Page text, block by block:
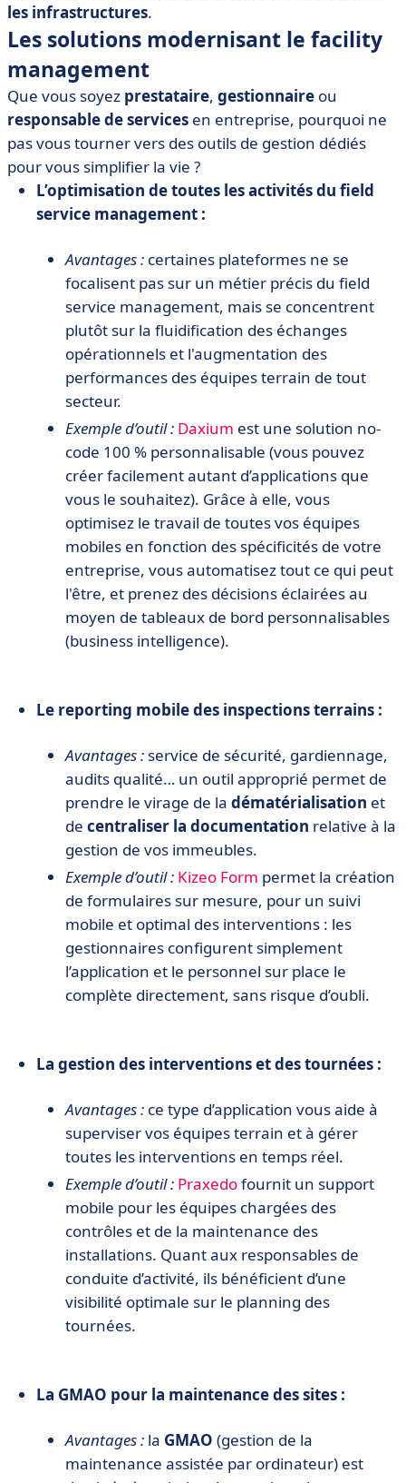
les infrastructures.
Les solutions modernisant le facility
management
Que vous soyez prestataire, gestionnaire ou
responsable de services en entreprise, pourquoi ne
pas vous tourner vers des outils de gestion dédiés
pour vous simplifier la vie ?
L’optimisation de toutes les activités du field
service management :
Avantages : certaines plateformes ne se
focalisent pas sur un métier précis du field
service management, mais se concentrent
plutôt sur la fluidification des échanges
opérationnels et l'augmentation des
performances des équipes terrain de tout
secteur.
Exemple d’outil : Daxium est une solution no-
code 100 % personnalisable (vous pouvez
créer facilement autant d’applications que
vous le souhaitez). Grâce à elle, vous
optimisez le travail de toutes vos équipes
mobiles en fonction des spécificités de votre
entreprise, vous automatisez tout ce qui peut
l'être, et prenez des décisions éclairées au
moyen de tableaux de bord personnalisables
(business intelligence).
Le reporting mobile des inspections terrains :
Avantages : service de sécurité, gardiennage,
audits qualité… un outil approprié permet de
prendre le virage de la dématérialisation et
de centraliser la documentation relative à la
gestion de vos immeubles.
Exemple d’outil : Kizeo Form permet la création
de formulaires sur mesure, pour un suivi
mobile et optimal des interventions : les
gestionnaires configurent simplement
l’application et le personnel sur place le
complète directement, sans risque d’oubli.
La gestion des interventions et des tournées :
Avantages : ce type d’application vous aide à
superviser vos équipes terrain et à gérer
toutes les interventions en temps réel.
Exemple d’outil : Praxedofournit un support
mobile pour les équipes chargées des
contrôles et de la maintenance des
installations. Quant aux responsables de
conduite d’activité, ils bénéficient d’une
visibilité optimale sur le planning des
tournées.
La GMAO pour la maintenance des sites :
Avantages : la GMAO (gestion de la
maintenance assistée par ordinateur) est